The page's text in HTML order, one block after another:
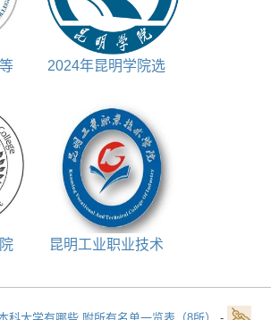
2024年昆明学院选
昆明工业职业技术